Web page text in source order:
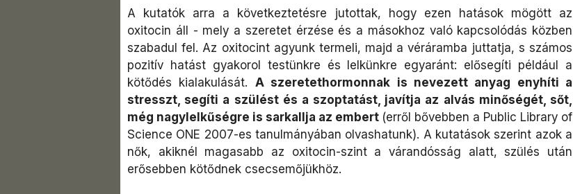
A kutatók arra a következtetésre jutottak, hogy ezen hatások mögött az
oxitocin áll - mely a szeretet érzése és a másokhoz való kapcsolódás közben
szabadul fel. Az oxitocint agyunk termeli, majd a véráramba juttatja, s számos
pozitív hatást gyakorol testünkre és lelkünkre egyaránt: elősegíti például a
kötődés kialakulását. A szeretethormonnak is nevezett anyag enyhíti a
stresszt, segíti a szülést és a szoptatást, javítja az alvás minőségét, sőt,
még nagylelkűségre is sarkallja az embert (erről bővebben a Public Library of
Science ONE 2007-es tanulmányában olvashatunk). A kutatások szerint azok a
nők, akiknél magasabb az oxitocin-szint a várandósság alatt, szülés után
erősebben kötődnek csecsemőjükhöz.